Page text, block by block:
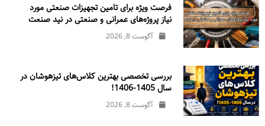
فرصت ویژه برای تامین تجهیزات صنعتی مورد
نیاز پروژه‌های عمرانی و صنعتی در نید صنعت
آگوست 8, 2026
بررسی تخصصی بهترین کلاس‌های تیزهوشان در
سال 1405-1406!
آگوست 8, 2026